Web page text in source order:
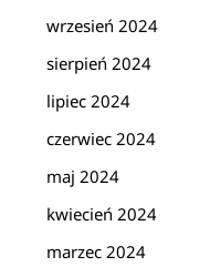
wrzesień 2024
sierpień 2024
lipiec 2024
czerwiec 2024
maj 2024
kwiecień 2024
marzec 2024